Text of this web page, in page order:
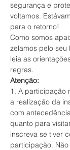
segurança e
voltamos.
para o retorno!
Como somos
zelamos pelo
leia as
regras.
Atenção:
1. A participação
a realização da
com
quanto para
inscreva se tiver
participação.